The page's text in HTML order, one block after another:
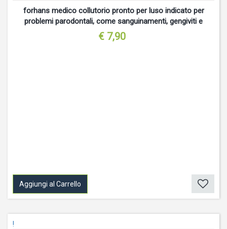
forhans medico collutorio pronto per luso indicato per
problemi parodontali, come sanguinamenti, gengiviti e
stomatiti. pu essere usato anche
€ 7,90
Aggiungi al Carrello
!